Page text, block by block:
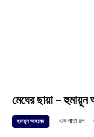
মেঘের ছায়া –
হুমায়ূন আহমেদ এক পাতা গল্প